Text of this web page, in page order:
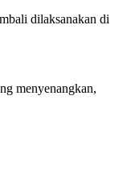
dilaksanakan di
menyenangkan,